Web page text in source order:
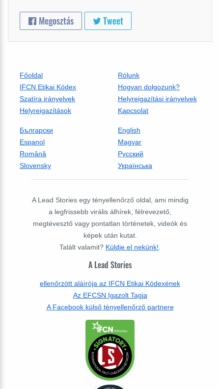
Megosztás Tweet
Főoldal
Rólunk
IFCN Etikai Kódex
Hogyan dolgozunk?
Szatíra irányelvek
Helyreigazítási irányelvek
Helyreigazítások
Kapcsolat
Български
English
Espanol
Magyar
Română
Русский
Slovensky
Українська
A Lead Stories egy tényellenőrző oldal, ami mindig
a legfrissebb virális álhírek, félrevezető,
megtévesztő vagy pontatlan történetek, videók és
képek után kutat.
Talált valamit? Küldje el nekünk!
A Lead Stories
ellenőrzött aláírója az IFCN Etikai Kódexének
Az EFCSN Igazolt Tagja
A Facebook külső tényellenőrző partnere